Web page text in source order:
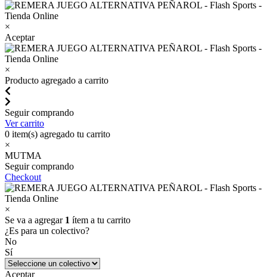
×
Aceptar
×
Producto agregado a carrito
Seguir comprando
Ver carrito
0 item(s) agregado tu carrito
×
MUTMA
Seguir comprando
Checkout
×
Se va a agregar 1 ítem a tu carrito
¿Es para un colectivo?
No
Sí
Aceptar